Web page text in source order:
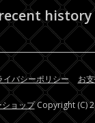
history
イバシーポリシー お
ョップCopyright (C)